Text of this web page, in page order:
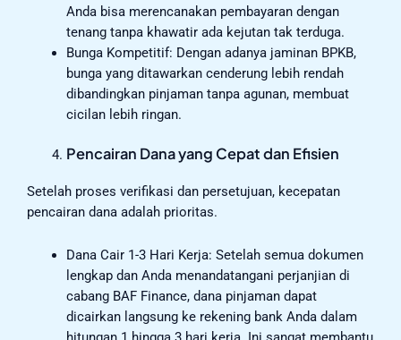
Anda bisa merencanakan pembayaran dengan
tenang tanpa khawatir ada kejutan tak terduga.
Bunga Kompetitif: Dengan adanya jaminan BPKB,
bunga yang ditawarkan cenderung lebih rendah
dibandingkan pinjaman tanpa agunan, membuat
cicilan lebih ringan.
Pencairan Dana yang Cepat dan Efisien
Setelah proses verifikasi dan persetujuan, kecepatan
pencairan dana adalah prioritas.
Dana Cair 1-3 Hari Kerja: Setelah semua dokumen
lengkap dan Anda menandatangani perjanjian di
cabang BAF Finance, dana pinjaman dapat
dicairkan langsung ke rekening bank Anda dalam